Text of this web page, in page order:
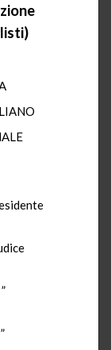
”
”